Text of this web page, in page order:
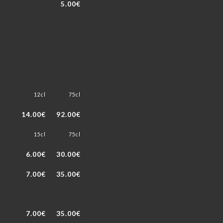
5.00€
12cl 75cl
14.00€ 92.00€
15cl 75cl
6.00€ 30.00€
7.00€ 35.00€
7.00€ 35.00€